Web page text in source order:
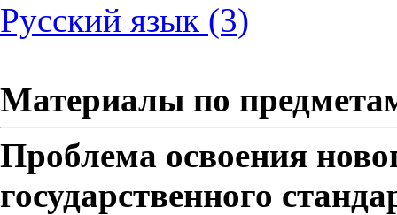
Русский язык (3)
Материалы по
Проблема освоения
государственного